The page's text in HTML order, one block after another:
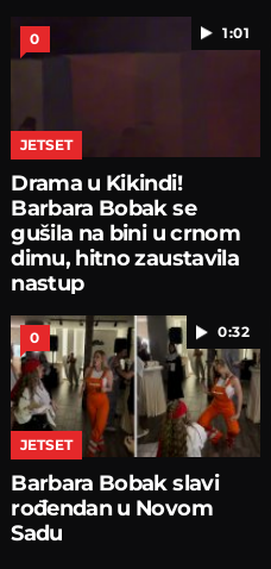
1:01
0
JETSET
Drama u Kikindi!
Barbara Bobak se
gušila na bini u crnom
dimu, hitno zaustavila
nastup
0:32
0
JETSET
Barbara Bobak slavi
rođendan u Novom
Sadu